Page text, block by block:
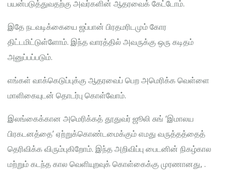
பயன்படுத்துவதற்கு அவர்களின் ஆதரவைக் கேட்டோம்.
இதே நடவடிக்கையை ஜப்பான் பிரதமரிடமும் கோர
திட்டமிட்டுள்ளோம். இந்த வாரத்தில் அவருக்கு ஒரு கடிதம்
அனுப்பப்படும்.
எங்கள் வாக்கெடுப்புக்கு ஆதரவைப் பெற அமெரிக்க வெள்ளை
மாளிகையுடன் தொடர்பு கொள்வோம்.
இலங்கைக்கான அமெரிக்கத் தூதுவர் ஜூலி சுங் ‘இமாலய
பிரகடனத்தை’ ஏற்றுக்கொண்டமைக்கும் எமது வருத்தத்தைத்
தெரிவிக்க விரும்புகிறோம். இந்த அறிவிப்பு பைடனின் நிகழ்கால
மற்றும் கடந்த கால வெளியுறவுக் கொள்கைக்கு முரணானது, .